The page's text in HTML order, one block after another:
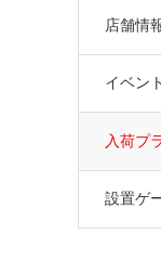
店舗情
イベン
入荷プ
設置ゲ